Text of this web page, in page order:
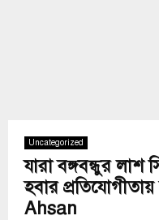
Uncategorized
যারা বঙ্গবন্ধুর লাশ
হবার
Ahsan